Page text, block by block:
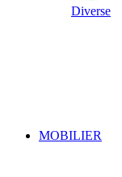
Diverse
MOBILIER